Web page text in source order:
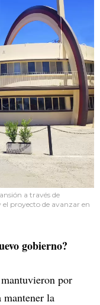
a través de
el proyecto de avanzar en
gobierno?
por
la